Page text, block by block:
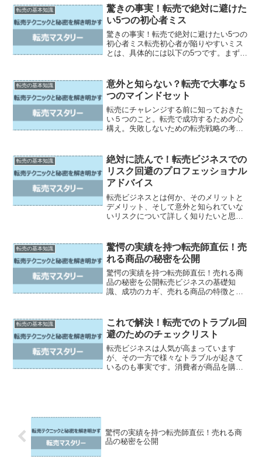
の記事では、その裏話だけでなく、転売
業界の現状と対策方法について...
転売の基本知識
驚きの事実！転売で絶対に避けた
い5つの初心者ミス
驚きの事実！転売で絶対に避けたい5つの
初心者ミス転売初心者が陥りやすいミス
とは、具体的には以下の5つです。まず、
り、高い需要を見込んで仕入れを行って
しまいます。しかし実際の...
転売の基本知識
意外と知らない？転売で大事な５
つのマインドセット
転売にチャレンジする前に知っておきた
い５つのこと。転売で成功するための心
構え。失敗しないための転売戦略の考え
の極意。では、この記事では意外と知ら
ない転売で大事な５つのマ...
転売の基本知識
絶対に読んで！転売ビジネスでの
リスク回避のプロフェッショナル
アドバイス
転売ビジネスとは何か、そのメリットと
デメリット、そして意外と知られていな
いリスクについて詳しく知りたいと思い
も存在します。しかし、この記事では誰
でも読みやすく、わかりや...
転売の基本知識
驚愕の実績を持つ転売師直伝！売
れる商品の秘密を公開
驚愕の実績を持つ転売師直伝！売れる商
品の秘密を公開転売ビジネスの基礎知
識、成功のカギ、売れる商品の特徴と
られるのか。転売ビジネスに興味のある
方や副業で収入を増やしたい方...
転売の基本知識
これで解決！転売でのトラブル回
避のためのチェックリスト
転売ビジネスは人気が高まっています
が、その一方で様々なトラブルが起きて
いるのも事実です。消費者が商品を購入
驚愕の実績を持つ転売師直伝！売れる商
品の秘密を公開